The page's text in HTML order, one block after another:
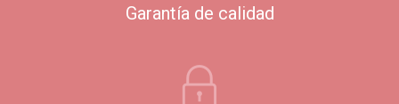
Garantía de calidad